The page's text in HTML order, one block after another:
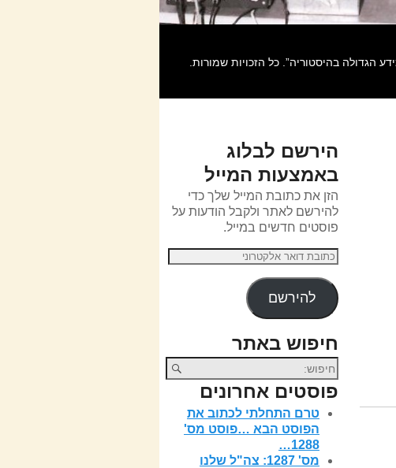
הירשם לבלוג
באמצעות המייל
הזן את כתובת המייל שלך כדי
להירשם לאתר ולקבל הודעות על
פוסטים חדשים במייל.
להירשם
חיפוש באתר
פוסטים אחרונים
טרם התחלתי לכתוב את
הפוסט הבא …פוסט מס'
1288…
מס' 1287: צה"ל שלנו